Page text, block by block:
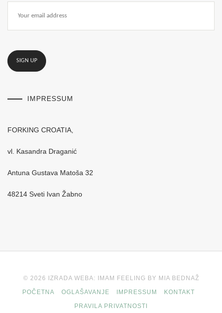
IMPRESSUM
FORKING CROATIA,
vl. Kasandra Draganić
Antuna Gustava Matoša 32
48214 Sveti Ivan Žabno
© 2026 IZRADA WEBA: IMAM FEELING BY MIA BEDNAŽ
POČETNA
OGLAŠAVANJE IMPRESSUM
KONTAKT
PRAVILA PRIVATNOSTI